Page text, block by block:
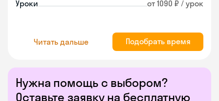
Нужна помощь с выбором?
Оставьте заявку на бесплатную
Уроки от 1090 ₽ / урок
Читать дальше Подобрать время